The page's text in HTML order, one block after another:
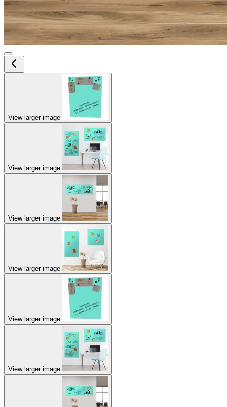
View larger image
View larger image
View larger image
View larger image
View larger image
View larger image